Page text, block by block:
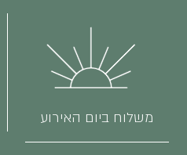
משלוח ביום האירוע